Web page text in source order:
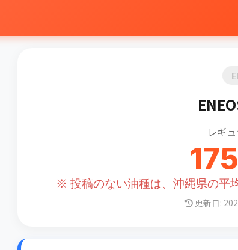
レギ
※ 投稿のない油種は、沖縄県の平
更新日: